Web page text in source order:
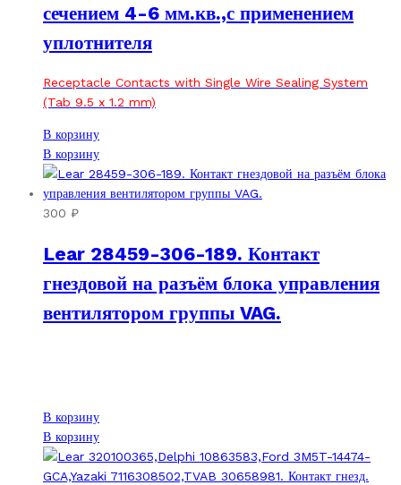
странице
на
товара.
сечением 4-6 мм.кв.,с применением
уплотнителя
Receptacle Contacts with Single Wire Sealing System
(Tab 9.5 x 1.2 mm)
В корзину
В корзину
300 ₽
Lear 28459-306-189. Контакт
гнездовой на разъём блока управления
вентилятором группы VAG.
В корзину
В корзину